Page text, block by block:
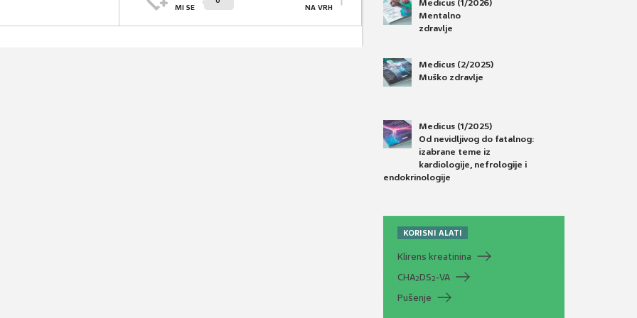
MI SE
NA VRH
Medicus (1/2026)
Mentalno
zdravlje
Medicus (2/2025)
Muško zdravlje
Medicus (1/2025)
Od nevidljivog do fatalnog:
izabrane teme iz
kardiologije, nefrologije i
endokrinologije
KORISNI ALATI
Klirens kreatinina
CHA2DS2-VA
Pušenje